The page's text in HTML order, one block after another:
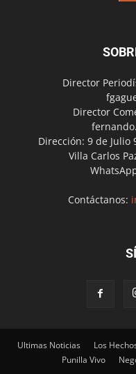
Director
Director
Dirección: 9 de Julio
Villa Carlos
Contáctanos:
Ultimas Noticias Los
Punilla Vivo